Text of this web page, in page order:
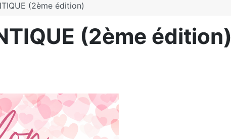
(2ème édition)
(2ème édition)